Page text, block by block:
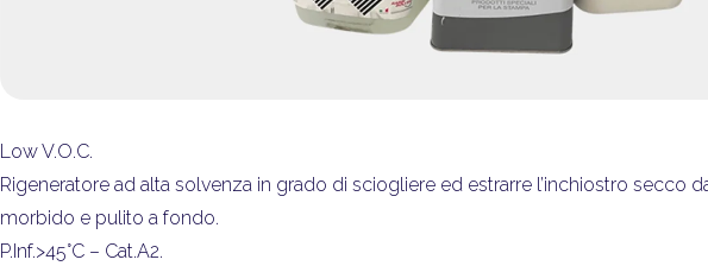
Low V.O.C.
Rigeneratore ad alta solvenza in grado di sciogliere ed estrarre l’inchiostro secco
morbido e pulito a fondo.
P.Inf.>45°C – Cat.A2.